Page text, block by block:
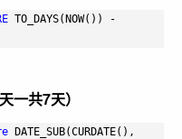
TO_DAYS(NOW()) -
一共7天）
DATE_SUB(CURDATE(),